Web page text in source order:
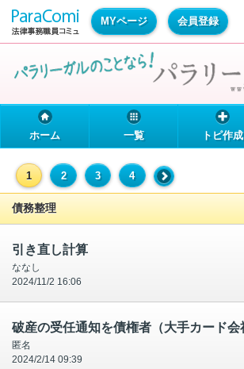
MYページ 会員登録
ホーム 一覧 トピ作成
1 2 3 4
債務整理
引き直し計算
ななし
2024/11/2 16:06
匿名
2024/2/14 09:39